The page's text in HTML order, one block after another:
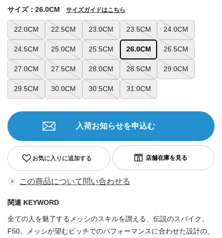
22.0CM 22.5CM 23.0CM 23.5CM 24.0CM
24.5CM 25.0CM 25.5CM 26.0CM 26.5CM
27.0CM 27.5CM 28.0CM 28.5CM 29.0CM
29.5CM 30.0CM 30.5CM 31.0CM
サイズ：26.0CM サイズガイドはこちら
お気に入りに追加する
入荷お知らせを申込む
この商品について問い合わせる
関連 KEYWORD
全ての人を魅了するメッシのスキルを讃える、伝説のスパイク、
F50。メッシが望むピッチでのパフォーマンスに合わせた設計の、